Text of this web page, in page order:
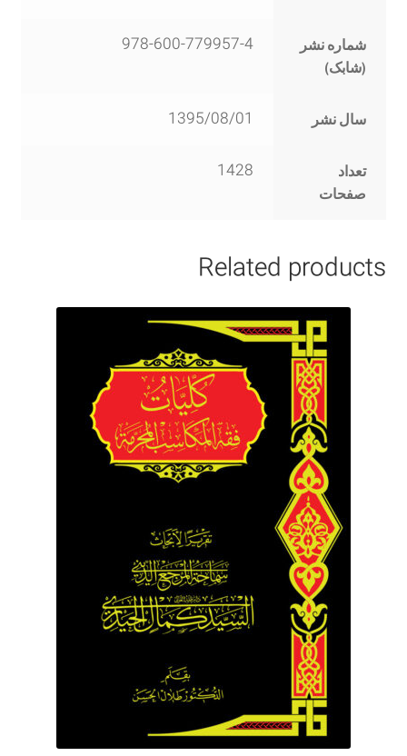
شماره نشر
(شابک)
978-600-779957-4
سال نشر 1395/08/01
تعداد
صفحات
1428
Related products